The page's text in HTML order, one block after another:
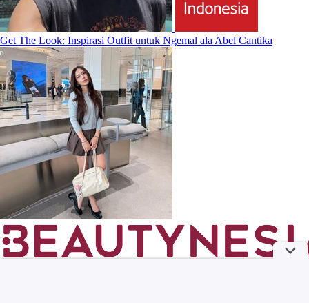
Get The Look: Inspirasi Outfit untuk Ngemal ala Abel Cantika